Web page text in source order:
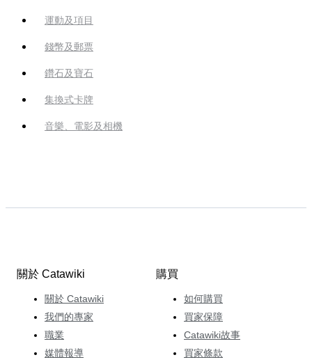
運動及項目
錢幣及郵票
鑽石及寶石
集換式卡牌
音樂、電影及相機
關於 Catawiki
關於 Catawiki
我們的專家
職業
媒體報導
購買
如何購買
買家保障
Catawiki故事
買家條款